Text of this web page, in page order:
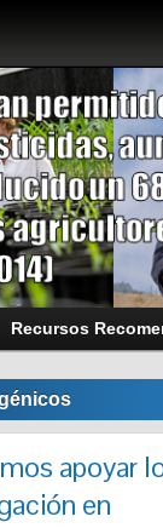
Recursos
apoyar
en